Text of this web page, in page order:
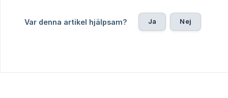
Var denna artikel hjälpsam? Ja Nej